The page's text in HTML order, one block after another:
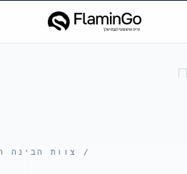
/ צוות הבינה